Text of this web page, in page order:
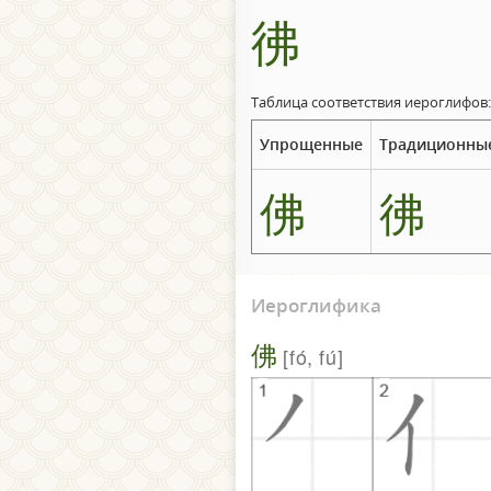
彿
Таблица соответствия иероглифов:
Упрощенные
佛 彿
Иероглифика
佛 fó, fú